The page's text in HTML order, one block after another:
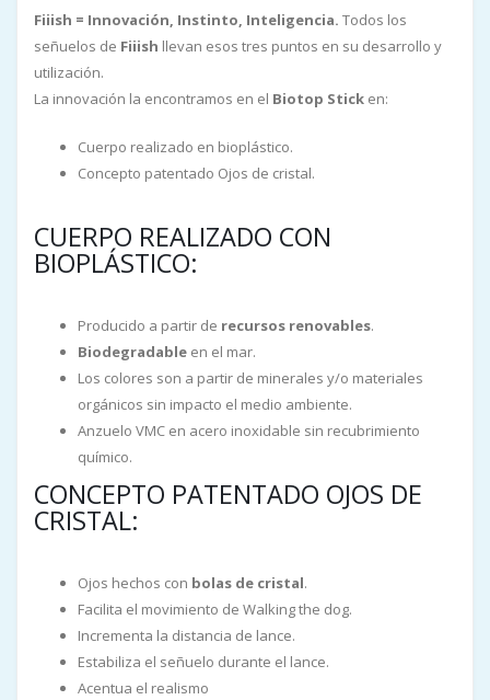
Fiiish = Innovación, Instinto, Inteligencia. Todos los
señuelos de Fiiish llevan esos tres puntos en su desarrollo y
utilización.
La innovación la encontramos en el Biotop Stick en:
Cuerpo realizado en bioplástico.
Concepto patentado Ojos de cristal.
CUERPO REALIZADO CON
BIOPLÁSTICO:
Producido a partir de recursos renovables.
Biodegradable en el mar.
Los colores son a partir de minerales y/o materiales
orgánicos sin impacto el medio ambiente.
Anzuelo VMC en acero inoxidable sin recubrimiento
químico.
CONCEPTO PATENTADO OJOS DE
CRISTAL:
Ojos hechos con bolas de cristal.
Facilita el movimiento de Walking the dog.
Incrementa la distancia de lance.
Estabiliza el señuelo durante el lance.
Acentua el realismo